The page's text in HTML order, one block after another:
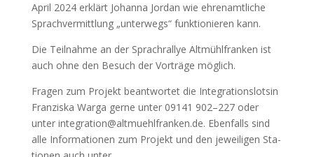
April 2024 erklärt Johan­na Jor­dan wie ehren­amt­li­che
Sprach­ver­mitt­lung „unter­wegs“ funk­tio­nie­ren kann.
Die Teil­nah­me an der Sprach­r­al­lye Alt­mühl­fran­ken ist
auch ohne den Besuch der Vor­trä­ge mög­lich.
Fra­gen zum Pro­jekt beant­wor­tet die Inte­gra­ti­ons­lot­sin
Fran­zis­ka War­ga ger­ne unter 09141 902–227 oder
unter integration@altmuehlfranken.de. Eben­falls sind
alle Infor­ma­tio­nen zum Pro­jekt und den jewei­li­gen Sta­